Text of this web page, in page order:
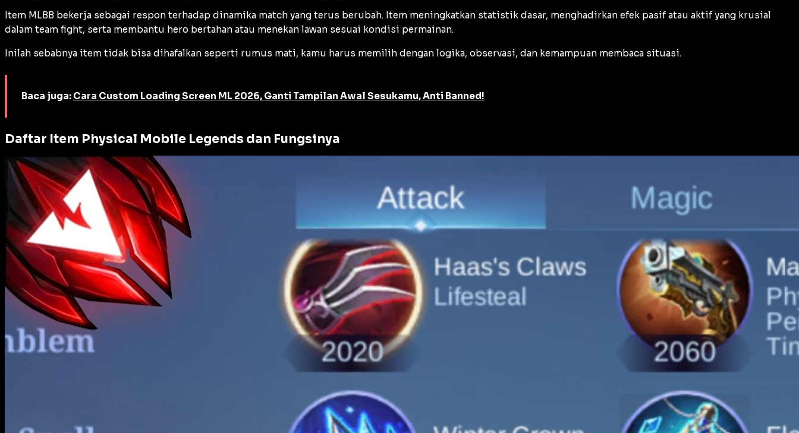
Item MLBB bekerja sebagai respon terhadap dinamika match yang terus berubah. Item meningkatkan statistik dasar, menghadirkan efek pasif atau aktif yang krusial
dalam team fight, serta membantu hero bertahan atau menekan lawan sesuai kondisi permainan.
Inilah sebabnya item tidak bisa dihafalkan seperti rumus mati, kamu harus memilih dengan logika, observasi, dan kemampuan membaca situasi.
Baca juga: Cara Custom Loading Screen ML 2026, Ganti Tampilan Awal Sesukamu, Anti Banned!
Daftar Item Physical Mobile Legends dan Fungsinya